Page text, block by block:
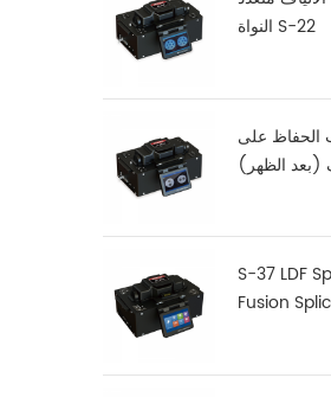
النواة S-22
الحفاظ على
(بعد الظهر)
S-37 LDF
Fusion